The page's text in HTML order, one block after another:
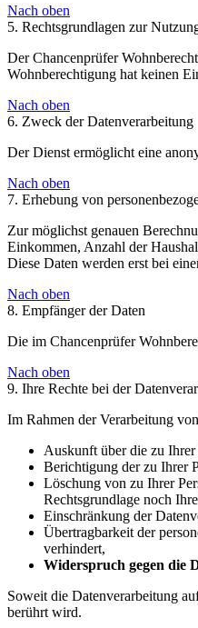
Nach oben
5. Rechtsgrundlagen zur
Der Chancenprüfer
Wohnberechtigung hat keinen
Nach oben
6. Zweck der Datenverarbeitung
Der Dienst ermöglicht eine
Nach oben
7. Erhebung von
Zur möglichst genauen
Einkommen, Anzahl der
Diese Daten werden erst bei
Nach oben
8. Empfänger der Daten
Die im Chancenprüfer
Nach oben
9. Ihre Rechte bei der
Im Rahmen der Verarbeitung
Auskunft über die zu Ihrer
Berichtigung der zu Ihrer
Löschung von zu Ihrer
Rechtsgrundlage noch
Einschränkung der
Übertragbarkeit der
verhindert,
Widerspruch gegen die
Soweit die Datenverarbeitung
berührt wird.